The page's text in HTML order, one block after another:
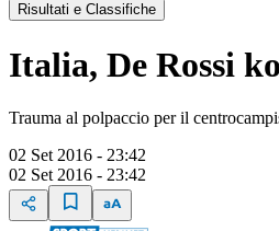
Risultati e Classifiche
Italia, De Rossi
Trauma al polpaccio per il
02 Set 2016 - 23:42
02 Set 2016 - 23:42